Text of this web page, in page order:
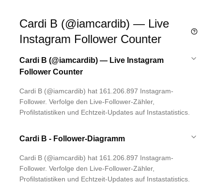
Cardi B (@iamcardib) — Live
Instagram Follower Counter
Cardi B (@iamcardib) — Live Instagram
Follower Counter
Cardi B (@iamcardib) hat 161.206.897 Instagram-
Follower. Verfolge den Live-Follower-Zähler,
Profilstatistiken und Echtzeit-Updates auf Instastatistics.
Cardi B - Follower-Diagramm
Cardi B (@iamcardib) hat 161.206.897 Instagram-
Follower. Verfolge den Live-Follower-Zähler,
Profilstatistiken und Echtzeit-Updates auf Instastatistics.